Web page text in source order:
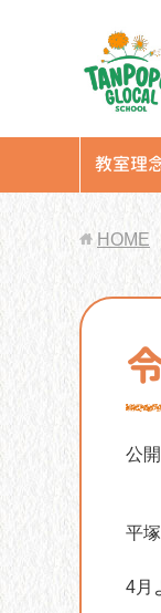
教室理
HOME
公
平
4月